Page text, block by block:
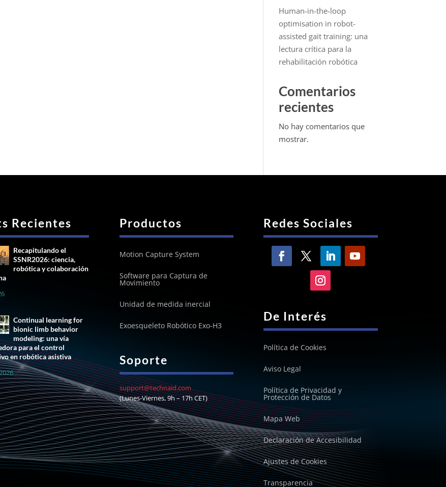
Human-in-the-loop
optimisation in robot-
assisted gait training: una
lectura crítica para la
rehabilitación robótica
Comentarios
recientes
No hay comentarios que
mostrar.
Recientes
Recapitulando el
SSNR2026: ciencia,
robótica y colaboración
Continual learning for
bionic limb behavior
modeling: una vía
para el control
en robótica asistiva
Productos
Motion Capture System
Software para Captura de
Movimiento
Unidad de medida inercial
Exoesqueleto Robótico Exo-H3
Soporte
support@technaid.com
(Lunes-Viernes, 9h – 17h CET)
Redes Sociales
De Interés
Política de Cookies
Aviso Legal
Política de Privacidad y
Protección de Datos
Mapa Web
Declaración de Accesibilidad
Ajustes de Cookies
Transparencia